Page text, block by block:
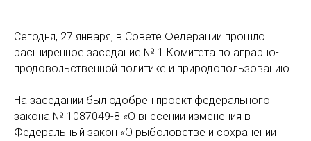
Сегодня, 27 января, в Совете Федерации прошло
расширенное заседание № 1 Комитета по аграрно-
продовольственной политике и природопользованию.
На заседании был одобрен проект федерального
закона № 1087049-8 «О внесении изменения в
Федеральный закон «О рыболовстве и сохранении